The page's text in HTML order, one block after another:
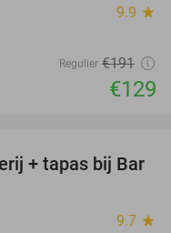
9.9 star
Regulier €191
€129
49%
+ tapas bij Bar
9.7 star